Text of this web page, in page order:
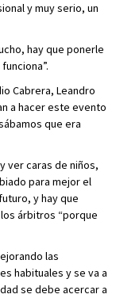
y muy serio, un
hay que ponerle
Cabrera, Leandro
a hacer este evento
que era
ver caras de niños,
para mejor el
y hay que
árbitros “porque
las
habituales y se va a
se debe acercar a